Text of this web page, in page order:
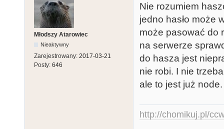
Młodszy Atarowiec
Nieaktywny
Zarejestrowany: 2017-03-21
Posty: 646
Nie rozumiem
jedno hasło może
może pasować do
na serwerze
do hasza jest
nie robi. I nie
ale to jest już node.
http://chomikuj.pl/